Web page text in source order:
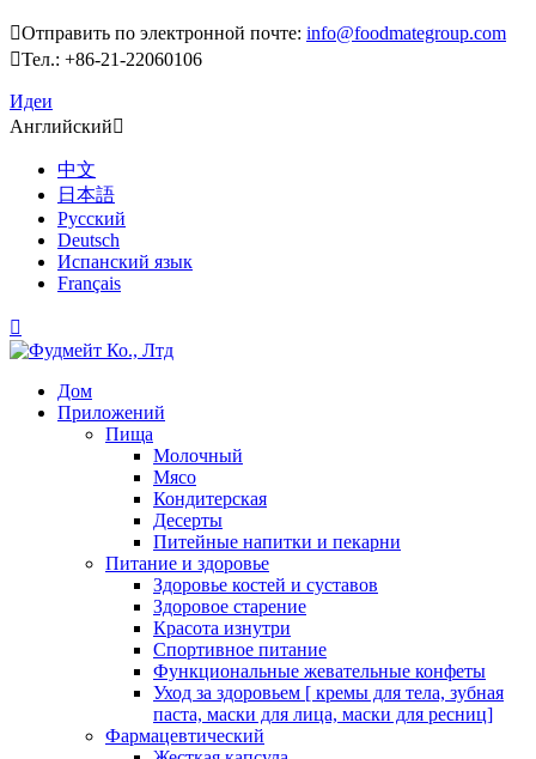
Отправить по электронной почте: info@foodmategroup.com
Тел.: +86-21-22060106
Идеи
Английский
中文
日本語
Русский
Deutsch
Испанский язык
Français

Дом
Приложений
Пища
Молочный
Мясо
Кондитерская
Десерты
Питейные напитки и пекарни
Питание и здоровье
Здоровье костей и суставов
Здоровое старение
Красота изнутри
Спортивное питание
Функциональные жевательные конфеты
Уход за здоровьем [ кремы для тела, зубная
паста, маски для лица, маски для ресниц]
Фармацевтический